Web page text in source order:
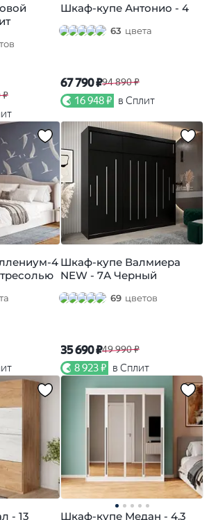
₽
Шкаф-купе Антонио - 4
63 цвета
67 790 ₽94 890 ₽
16 948 ₽ в Сплит
4 Шкаф-купе Валмиера
NEW - 7А Черный
69 цветов
35 690 ₽49 990 ₽
8 923 ₽ в Сплит
- 13
Шкаф-купе Медан - 4.3